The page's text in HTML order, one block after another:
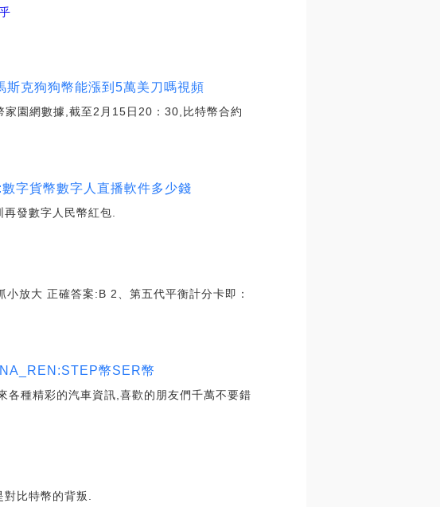
克狗狗幣能漲到5萬美刀嗎視頻
家園網數據,截至2月15日20：30,比特幣合約
字貨幣數字人直播軟件多少錢
發數字人民幣紅包.
放大 正確答案:B 2、第五代平衡計分卡即：
幣SER幣
各種精彩的汽車資訊,喜歡的朋友們千萬不要錯
比特幣的背叛.